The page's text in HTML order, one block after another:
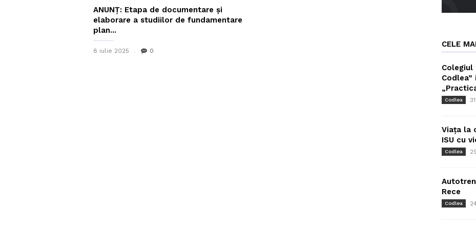
ANUNȚ: Etapa de documentare și
elaborare a studiilor de fundamentare
plan...
8 iulie 2025 0
CELE
Colegiul
Codlea
Viața la
ISU cu
Codlea
Rece
Codlea